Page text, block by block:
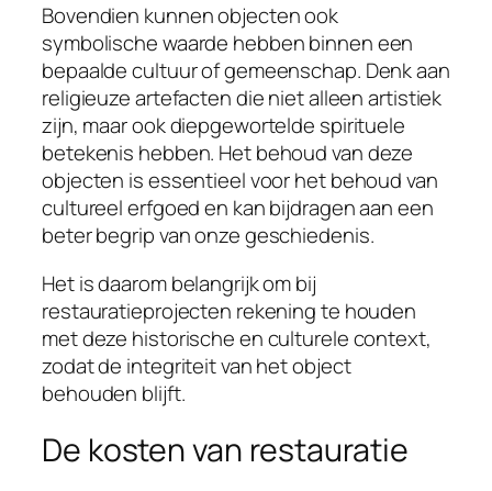
Bovendien kunnen objecten ook
symbolische waarde hebben binnen een
bepaalde cultuur of gemeenschap. Denk aan
religieuze artefacten die niet alleen artistiek
zijn, maar ook diepgewortelde spirituele
betekenis hebben. Het behoud van deze
objecten is essentieel voor het behoud van
cultureel erfgoed en kan bijdragen aan een
beter begrip van onze geschiedenis.
Het is daarom belangrijk om bij
restauratieprojecten rekening te houden
met deze historische en culturele context,
zodat de integriteit van het object
behouden blijft.
De kosten van restauratie